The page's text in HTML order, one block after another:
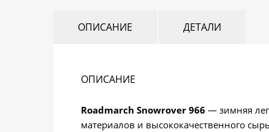
ОПИСАНИЕ ДЕТАЛИ
ОПИСАНИЕ
Roadmarch Snowrover 966 — зимняя
материалов и высококачественного